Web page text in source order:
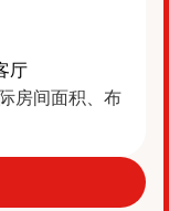
厅
房间面积、布